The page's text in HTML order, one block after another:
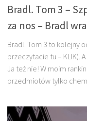
Bradl. Tom 3 –
za nos – Bradl
Bradl. Tom 3 to kolejny
przeczytacie tu – KLIK).
Ja też nie! W moim
przedmiotów tylko